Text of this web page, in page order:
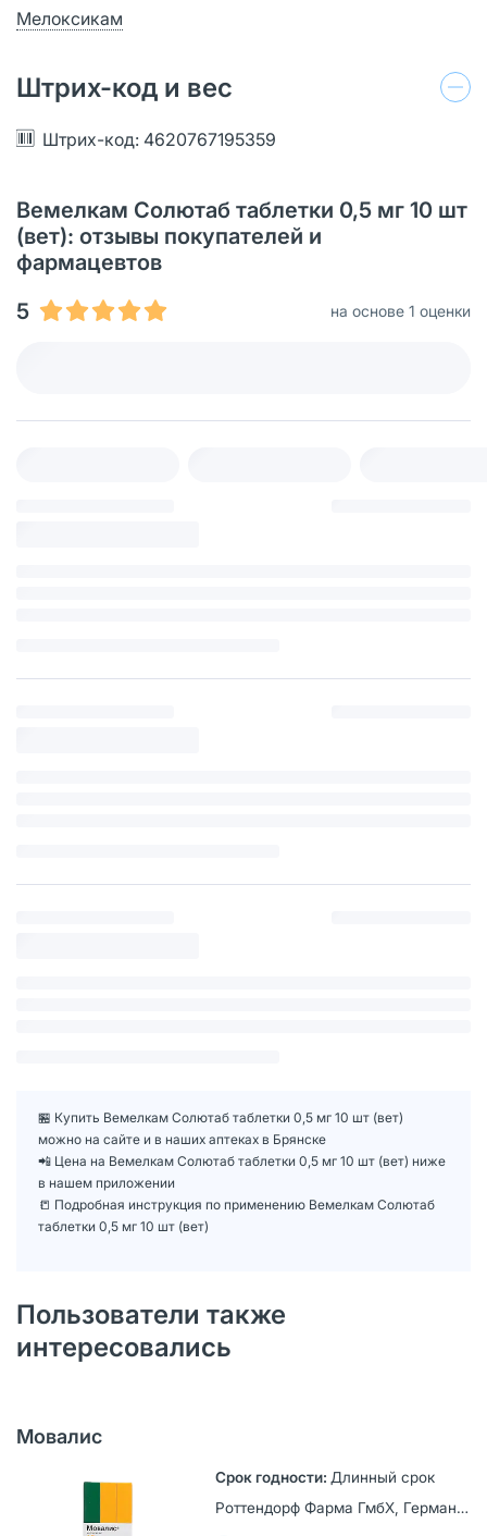
Мелоксикам
Штрих-код и вес
Штрих-код: 4620767195359
Вемелкам Солютаб таблетки 0,5 мг 10 шт
(вет): отзывы покупателей и
фармацевтов
5
на основе 1 оценки
🏪 Купить Вемелкам Солютаб таблетки 0,5 мг 10 шт (вет)
можно на сайте и в наших аптеках в Брянске
📲 Цена на Вемелкам Солютаб таблетки 0,5 мг 10 шт (вет) ниже
в нашем приложении
📒 Подробная инструкция по применению Вемелкам Солютаб
таблетки 0,5 мг 10 шт (вет)
Пользователи также
интересовались
Мовалис
Длинный срок
Роттендорф Фарма ГмбХ, Германия